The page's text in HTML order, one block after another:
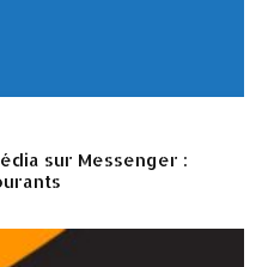
sur Messenger :